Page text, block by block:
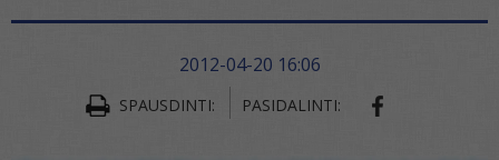
2012-04-20 16:06
SPAUSDINTI: PASIDALINTI: